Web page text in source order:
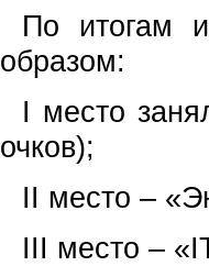
По итогам
образом:
I место
очков);
II место –
III место –